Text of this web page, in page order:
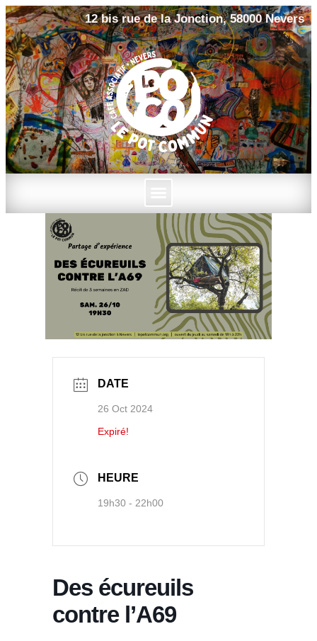
12 bis rue de la Jonction, 58000 Nevers
DATE
26 Oct 2024
Expiré!
HEURE
19h30 - 22h00
Des écureuils
contre l’A69